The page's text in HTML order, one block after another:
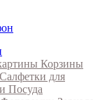
Корзины
Салфетки для
Посуда